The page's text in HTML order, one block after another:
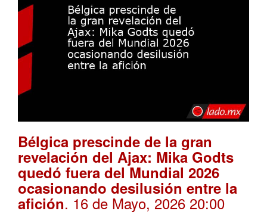
Bélgica prescinde de la gran
revelación del Ajax: Mika Godts
quedó fuera del Mundial 2026
ocasionando desilusión entre la
afición. 16 de Mayo, 2026 20:00